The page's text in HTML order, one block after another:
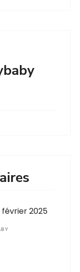
février 2025